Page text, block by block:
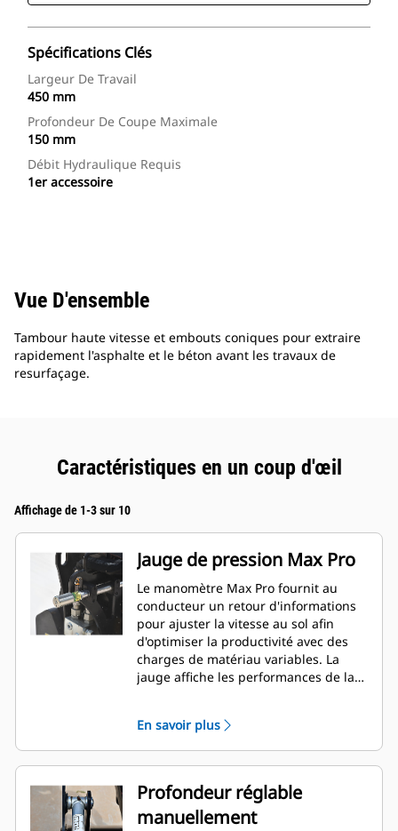
Spécifications Clés
Largeur De Travail
450 mm
Profondeur De Coupe Maximale
150 mm
Débit Hydraulique Requis
1er accessoire
Vue D'ensemble
Tambour haute vitesse et embouts coniques pour extraire
rapidement l'asphalte et le béton avant les travaux de
resurfaçage.
Caractéristiques en un coup d'œil
Affichage de 1-3 sur 10
Jauge de pression Max Pro
Le manomètre Max Pro fournit au
conducteur un retour d'informations
pour ajuster la vitesse au sol afin
d'optimiser la productivité avec des
charges de matériau variables. La
jauge affiche les performances de la
les modèles.
En savoir plus
Profondeur réglable
manuellement